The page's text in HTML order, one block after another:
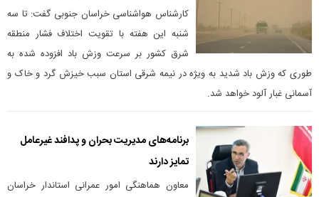
‌کارشناس هواشناسی خراسان جنوبی گفت: تا سه
شنبه این هفته با تقویت اختلاف فشار منطقه
شرق کشور بر سرعت وزش باد افزوده شده به
طوری که وزش باد شدید به ویژه در نیمه شرقی استان سبب خیزش گرد و خاک و
آسمانی غبار آلود خواهد شد.
برنامه‌های مدیریت بحران و پدافند غیرعامل
تمایز دارند
معاون هماهنگی امور عمرانی استاندار خراسان